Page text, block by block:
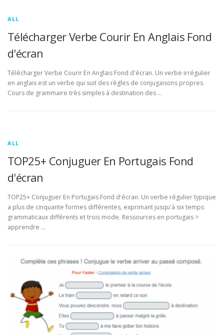
ALL
Télécharger Verbe Courir En Anglais Fond
d'écran
Télécharger Verbe Courir En Anglais Fond d'écran. Un verbe irrégulier
en anglais est un verbe qui suit des règles de conjugaisons propres.
Cours de grammaire très simples à destination des …
ALL
TOP25+ Conjuguer En Portugais Fond
d'écran
TOP25+ Conjuguer En Portugais Fond d'écran. Un verbe régulier typique
a plus de cinquante formes différentes, exprimant jusqu'à six temps
grammaticaux différents et trois mode. Ressources en portugais >
apprendre …